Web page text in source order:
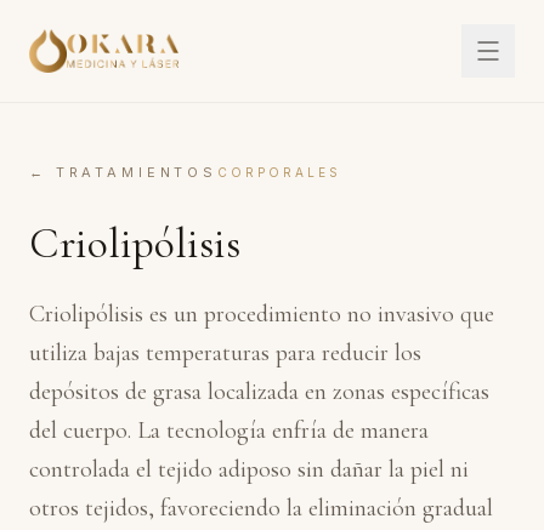
← TRATAMIENTOS CORPORALES
Criolipólisis
Criolipólisis es un procedimiento no invasivo que
utiliza bajas temperaturas para reducir los
depósitos de grasa localizada en zonas específicas
del cuerpo. La tecnología enfría de manera
controlada el tejido adiposo sin dañar la piel ni
otros tejidos, favoreciendo la eliminación gradual